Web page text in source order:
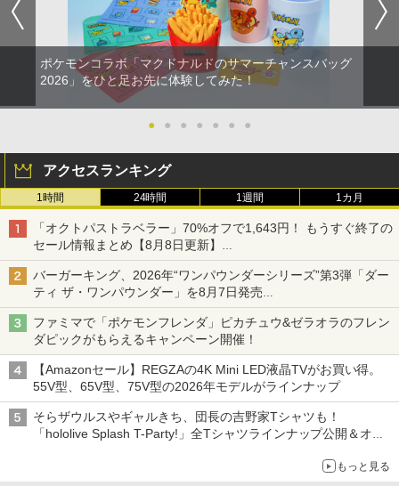
ポケモンコラボ「マクドナルドのサマーチャンスバッグ
2026」をひと足お先に体験してみた！
● ● ● ● ● ● ●
アクセスランキング
1時間 24時間 1週間 1カ月
「オクトパストラベラー」70%オフで1,643円！ もうすぐ終了の
セール情報まとめ【8月8日更新】
ニンテンドーeショップでは「大神 絶景版」が67%オフで990円
バーガーキング、2026年“ワンパウンダーシリーズ”第3弾「ダー
ティ ザ・ワンパウンダー」を8月7日発売
「特製ガーリックマヨソース」を使用した超大型チーズバーガー
ファミマで「ポケモンフレンダ」ピカチュウ&ゼラオラのフレン
ダピックがもらえるキャンペーン開催！
【Amazonセール】REGZAの4K Mini LED液晶TVがお買い得。
55V型、65V型、75V型の2026年モデルがラインナップ
そらザウルスやギャルきち、団長の吉野家Tシャツも！
「hololive Splash T-Party!」全Tシャツラインナップ公開＆オン
もっと見る